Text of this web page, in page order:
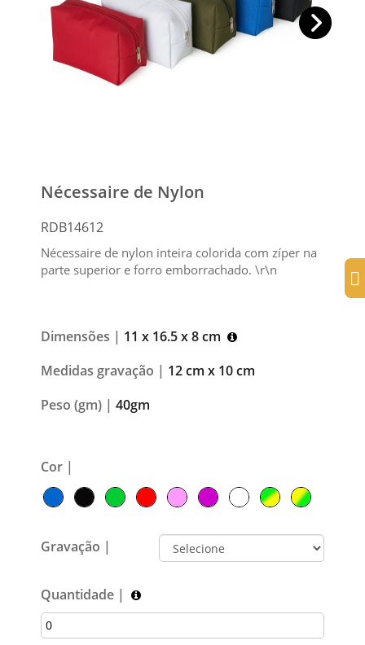
Nécessaire de Nylon
RDB14612
Nécessaire de nylon inteira colorida com zíper na
parte superior e forro emborrachado. \r\n
Dimensões | 11 x 16.5 x 8 cm
Medidas gravação | 12 cm x 10 cm
Peso (gm) | 40gm
Cor |
Gravação |
Quantidade |